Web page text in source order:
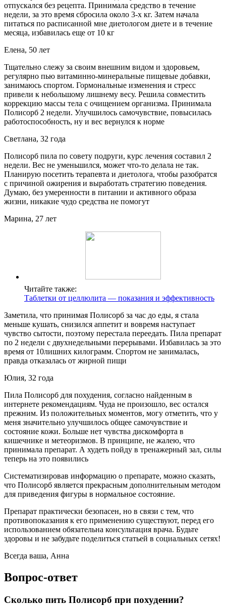
отпускался без рецепта. Принимала средство в течение
недели, за это время сбросила около 3-х кг. Затем начала
питаться по расписанной мне диетологом диете и в течение
месяца, избавилась еще от 10 кг
Елена, 50 лет
Тщательно слежу за своим внешним видом и здоровьем,
регулярно пью витаминно-минеральные пищевые добавки,
занимаюсь спортом. Гормональные изменения и стресс
привели к небольшому лишнему весу. Решила совместить
коррекцию массы тела с очищением организма. Принимала
Полисорб 2 недели. Улучшилось самочувствие, повысилась
работоспособность, ну и вес вернулся к норме
Светлана, 32 года
Полисорб пила по совету подруги, курс лечения составил 2
недели. Вес не уменьшился, может что-то делала не так.
Планирую посетить терапевта и диетолога, чтобы разобратся
с причиной ожирения и выработать стратегию поведения.
Думаю, без умеренности в питании и активного образа
жизни, никакие чудо средства не помогут
Марина, 27 лет
Читайте также:
Таблетки от целлюлита — показания и эффективность
Заметила, что принимая Полисорб за час до еды, я стала
меньше кушать, снизился аппетит и вовремя наступает
чувство сытости, поэтому перестала переедать. Пила препарат
по 2 недели с двухнедельными перерывами. Избавилась за это
время от 10лишних килограмм. Спортом не занималась,
правда отказалась от жирной пищи
Юлия, 32 года
Пила Полисорб для похудения, согласно найденным в
интернете рекомендациям. Чуда не произошло, вес остался
прежним. Из положительных моментов, могу отметить, что у
меня значительно улучшилось общее самочувствие и
состояние кожи. Больше нет чувства дискомфорта в
кишечнике и метеоризмов. В принципе, не жалею, что
принимала препарат. А худеть пойду в тренажерный зал, силы
теперь на это появились
Систематизировав информацию о препарате, можно сказать,
что Полисорб является прекрасным дополнительным методом
для приведения фигуры в нормальное состояние.
Препарат практически безопасен, но в связи с тем, что
противопоказания к его применению существуют, перед его
использованием обязательна консультация врача. Будьте
здоровы и не забудьте поделиться статьей в социальных сетях!
Всегда ваша, Анна
Вопрос-ответ
Сколько пить Полисорб при похудении?